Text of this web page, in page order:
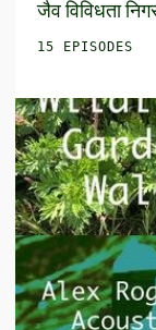
जैव विविधता
15 EPISODES